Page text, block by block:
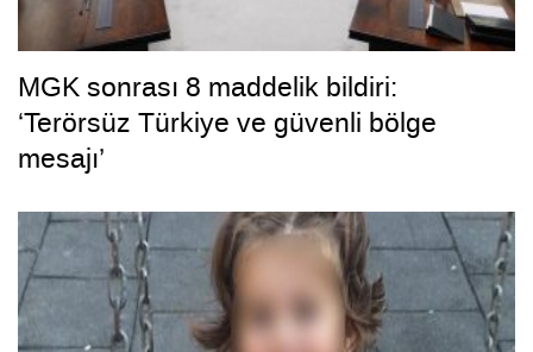
MGK sonrası 8 maddelik bildiri:
‘Terörsüz Türkiye ve güvenli bölge
mesajı’